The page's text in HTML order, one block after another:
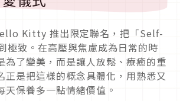
Kitty 推出限定聯名，把「Self-
極致。在高壓與焦慮成為日常的時
為了變美，而是讓人放鬆、療癒的重
正是把這樣的概念具體化，用熟悉又
天保養多一點情緒價值。